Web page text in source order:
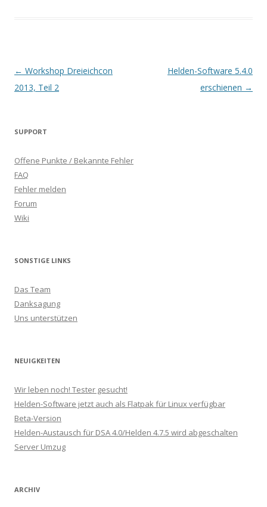
Beitrags-
Navigation
← Workshop Dreieichcon
2013, Teil 2
Helden-Software 5.4.0
erschienen →
SUPPORT
Offene Punkte / Bekannte Fehler
FAQ
Fehler melden
Forum
Wiki
SONSTIGE LINKS
Das Team
Danksagung
Uns unterstützen
NEUIGKEITEN
Wir leben noch! Tester gesucht!
Helden-Software jetzt auch als Flatpak für Linux verfügbar
Beta-Version
Helden-Austausch für DSA 4.0/Helden 4.7.5 wird abgeschalten
Server Umzug
ARCHIV